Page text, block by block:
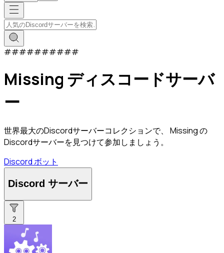
##########
Missing ディスコードサーバ
ー
世界最大のDiscordサーバーコレクションで、 Missing の
Discordサーバーを見つけて参加しましょう。
Discord ボット
Discord サーバー
2